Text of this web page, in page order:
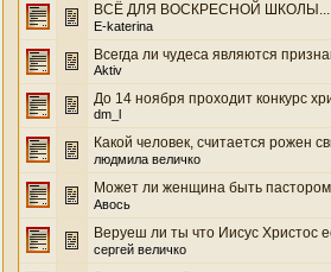
ВСЁ ДЛЯ ВОСКРЕСНОЙ ШКОЛЫ...
E-katerina
Всегда ли чудеса являются
Aktiv
До 14 ноября проходит конкурс
dm_l
Какой человек, считается рожен
людмила величко
Может ли женщина быть
Авось
Веруеш ли ты что Иисус Христос
сергей величко